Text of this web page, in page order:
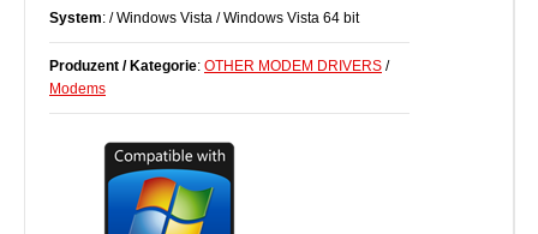
System: / Windows Vista / Windows Vista 64 bit
Produzent / Kategorie: OTHER MODEM DRIVERS /
Modems